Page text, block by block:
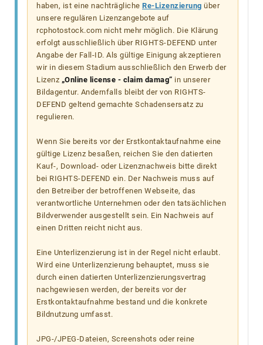
haben, ist eine nachträgliche Re-Lizenzierung über
unsere regulären Lizenzangebote auf
rcphotostock.com nicht mehr möglich. Die Klärung
erfolgt ausschließlich über RIGHTS-DEFEND unter
Angabe der Fall-ID. Als gültige Einigung akzeptieren
wir in diesem Stadium ausschließlich den Erwerb der
Lizenz „Online license - claim damag“ in unserer
Bildagentur. Andernfalls bleibt der von RIGHTS-
DEFEND geltend gemachte Schadensersatz zu
regulieren.
Wenn Sie bereits vor der Erstkontaktaufnahme eine
gültige Lizenz besaßen, reichen Sie den datierten
Kauf-, Download- oder Lizenznachweis bitte direkt
bei RIGHTS-DEFEND ein. Der Nachweis muss auf
den Betreiber der betroffenen Webseite, das
verantwortliche Unternehmen oder den tatsächlichen
Bildverwender ausgestellt sein. Ein Nachweis auf
einen Dritten reicht nicht aus.
Eine Unterlizenzierung ist in der Regel nicht erlaubt.
Wird eine Unterlizenzierung behauptet, muss sie
durch einen datierten Unterlizenzierungsvertrag
nachgewiesen werden, der bereits vor der
Erstkontaktaufnahme bestand und die konkrete
Bildnutzung umfasst.
JPG-/JPEG-Dateien, Screenshots oder reine